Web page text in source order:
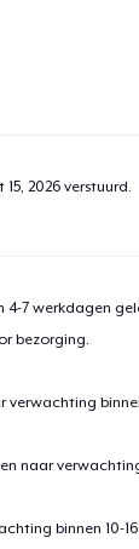
15, 2026verstuurd.
7 werkdagen
bezorging.
naar
binnen 10-